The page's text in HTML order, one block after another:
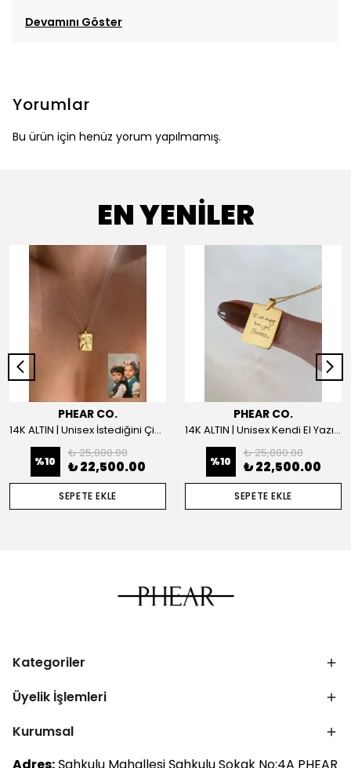
Devamını Göster
Yorumlar
Bu ürün için henüz yorum yapılmamış.
EN YENİLER
PHEAR CO.
14K ALTIN | Unisex İstediğini Çizdir Kolye
%10
₺ 25,000.00
₺ 22,500.00
SEPETE EKLE
PHEAR CO.
14K ALTIN | Unisex Kendi El Yazın ile İstediğini Yazdır Plaka Kolye
%10
₺ 25,000.00
₺ 22,500.00
SEPETE EKLE
Kategoriler
Üyelik İşlemleri
Kurumsal